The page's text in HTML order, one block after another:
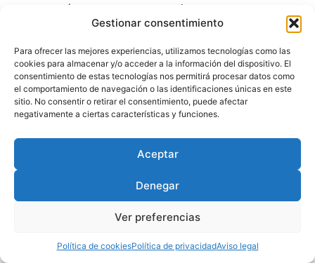
Gestionar consentimiento
Para ofrecer las mejores experiencias, utilizamos tecnologías como las
cookies para almacenar y/o acceder a la información del dispositivo. El
consentimiento de estas tecnologías nos permitirá procesar datos como
el comportamiento de navegación o las identificaciones únicas en este
sitio. No consentir o retirar el consentimiento, puede afectar
negativamente a ciertas características y funciones.
Aceptar
Denegar
Ver preferencias
Política de cookiesPolítica de privacidadAviso legal
contemporáneo entre voz y erotismo.
Diseñado porTrixma|Política
de Privacidad|Aviso Legal|
Política de Cookies